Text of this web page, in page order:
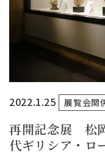
2022.1.25 展覧会関
再開記念展 松
代ギリシア・ロ